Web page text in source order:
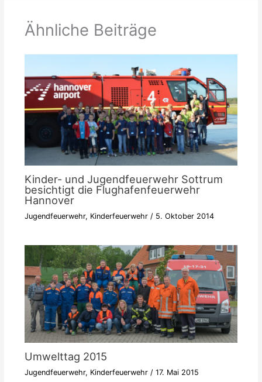
Ähnliche Beiträge
Kinder- und Jugendfeuerwehr Sottrum
besichtigt die Flughafenfeuerwehr
Hannover
Jugendfeuerwehr, Kinderfeuerwehr/ 5. Oktober 2014
Umwelttag 2015
Jugendfeuerwehr, Kinderfeuerwehr/ 17. Mai 2015